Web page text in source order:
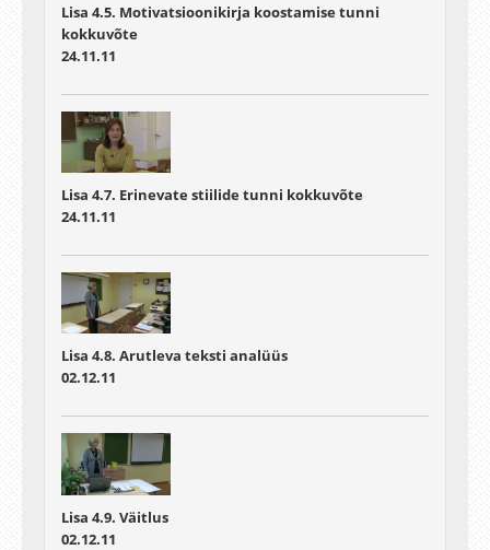
Lisa 4.5. Motivatsioonikirja koostamise tunni
kokkuvõte
24.11.11
Lisa 4.7. Erinevate stiilide tunni kokkuvõte
24.11.11
Lisa 4.8. Arutleva teksti analüüs
02.12.11
Lisa 4.9. Väitlus
02.12.11